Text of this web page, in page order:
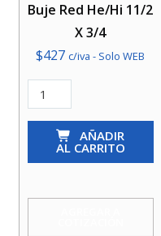
Buje Red He/Hi 11/2
X 3/4
$427 c/iva - Solo WEB
Buje
Red
He/Hi
3/4
AÑADIR
AL CARRITO